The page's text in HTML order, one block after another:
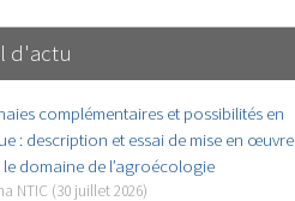
d'actu
complémentaires et possibilités en
: description et essai de mise en œuvre
le domaine de l’agroécologie
NTIC (30 juillet 2026)